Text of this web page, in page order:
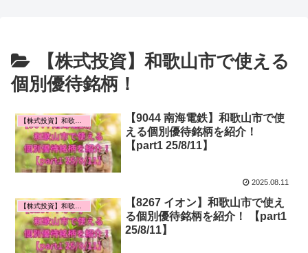
【株式投資】和歌山市で使える
個別優待銘柄！
【株式投資】和歌山市で使える個別優待銘柄！
【9044 南海電鉄】和歌山市で使
える個別優待銘柄を紹介！
【part1 25/8/11】
2025.08.11
【株式投資】和歌山市で使える個別優待銘柄！
【8267 イオン】和歌山市で使え
る個別優待銘柄を紹介！ 【part1
25/8/11】